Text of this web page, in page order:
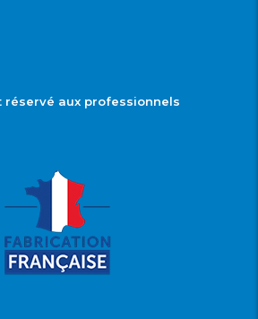
réservé aux professionnels